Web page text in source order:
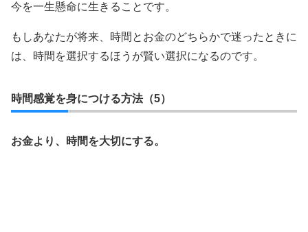
今を一生懸命に生きることです。
もしあなたが将来、時間とお金のどちらかで迷ったときに
は、時間を選択するほうが賢い選択になるのです。
時間感覚を身につける方法（5）
お金より、時間を大切にする。